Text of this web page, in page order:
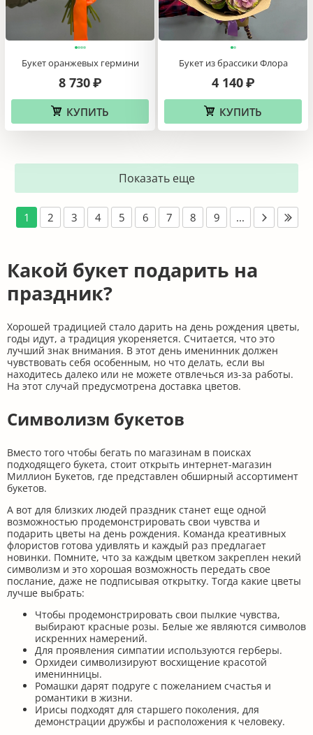
Букет оранжевых гермини
8 730 ₽
КУПИТЬ
Букет из брассики Флора
4 140 ₽
КУПИТЬ
Показать еще
1 2 3 4 5 6 7 8 9 ...
Какой букет подарить на
праздник?
Хорошей традицией стало дарить на день рождения цветы,
годы идут, а традиция укореняется. Считается, что это
лучший знак внимания. В этот день именинник должен
чувствовать себя особенным, но что делать, если вы
находитесь далеко или не можете отвлечься из-за работы.
На этот случай предусмотрена доставка цветов.
Символизм букетов
Вместо того чтобы бегать по магазинам в поисках
подходящего букета, стоит открыть интернет-магазин
Миллион Букетов, где представлен обширный ассортимент
букетов.
А вот для близких людей праздник станет еще одной
возможностью продемонстрировать свои чувства и
подарить цветы на день рождения. Команда креативных
флористов готова удивлять и каждый раз предлагает
новинки. Помните, что за каждым цветком закреплен некий
символизм и это хорошая возможность передать свое
послание, даже не подписывая открытку. Тогда какие цветы
лучше выбрать:
Чтобы продемонстрировать свои пылкие чувства,
выбирают красные розы. Белые же являются символов
искренних намерений.
Для проявления симпатии используются герберы.
Орхидеи символизируют восхищение красотой
именинницы.
Ромашки дарят подруге с пожеланием счастья и
романтики в жизни.
Ирисы подходят для старшего поколения, для
демонстрации дружбы и расположения к человеку.